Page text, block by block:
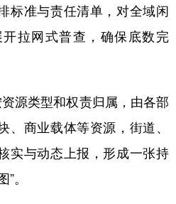
标准与责任清单，对全域闲
拉网式普查，确保底数完
源类型和权责归属，由各部
商业载体等资源，街道、
实与动态上报，形成一张持
。